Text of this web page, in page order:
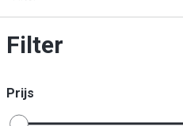
Filter
Prijs